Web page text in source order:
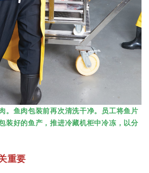
。鱼肉包装前再次清洗干净。员工将鱼片
装好的鱼产，推进冷藏机柜中冷冻，以分
重要